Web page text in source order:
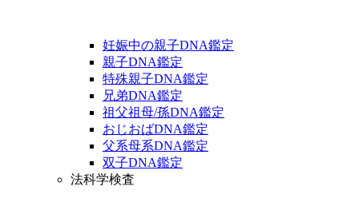
妊娠中の親子DNA鑑定
親子DNA鑑定
特殊親子DNA鑑定
兄弟DNA鑑定
祖父祖母/孫DNA鑑定
おじおばDNA鑑定
父系母系DNA鑑定
双子DNA鑑定
法科学検査